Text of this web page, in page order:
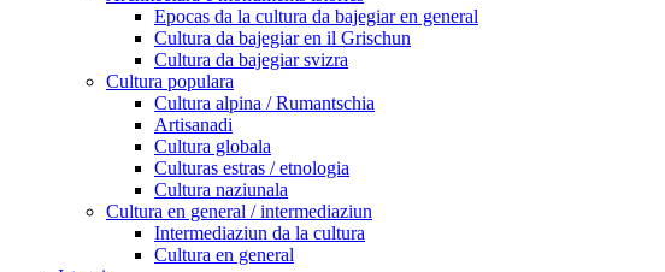
Epocas da la cultura da bajegiar en general
Cultura da bajegiar en il Grischun
Cultura da bajegiar svizra
Cultura populara
Cultura alpina / Rumantschia
Artisanadi
Cultura globala
Culturas estras / etnologia
Cultura naziunala
Cultura en general / intermediaziun
Intermediaziun da la cultura
Cultura en general